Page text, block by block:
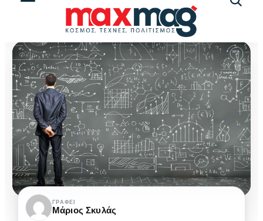
BήματαΓΡΆΦΕΙ
Μάριος Σκυλάς